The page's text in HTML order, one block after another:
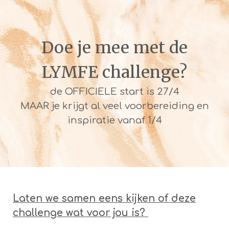
Doe je mee met de
LYMFE challenge?
de OFFICIELE start is 27/4
MAAR je krijgt al veel voorbereiding en
inspiratie vanaf 1/4
Laten we samen eens kijken of deze
challenge wat voor jou is?